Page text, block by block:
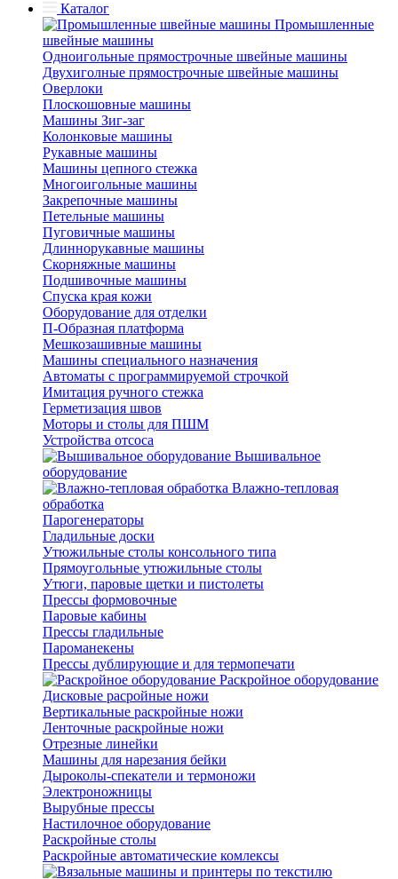
Каталог
Промышленные
швейные машины
Одноигольные прямострочные швейные машины
Двухиголные прямострочные швейные машины
Оверлоки
Плоскошовные машины
Машины Зиг-заг
Колонковые машины
Рукавные машины
Машины цепного стежка
Многоигольные машины
Закрепочные машины
Петельные машины
Пуговичные машины
Длиннорукавные машины
Скорняжные машины
Подшивочные машины
Спуска края кожи
Оборудование для отделки
П-Образная платформа
Мешкозашивные машины
Машины специального назначения
Автоматы с программируемой строчкой
Имитация ручного стежка
Герметизация швов
Моторы и столы для ПШМ
Устройства отсоса
Вышивальное
оборудование
Влажно-тепловая
обработка
Парогенераторы
Гладильные доски
Утюжильные столы консольного типа
Прямоугольные утюжильные столы
Утюги, паровые щетки и пистолеты
Прессы формовочные
Паровые кабины
Прессы гладильные
Пароманекены
Прессы дублирующие и для термопечати
Раскройное оборудование
Дисковые расройные ножи
Вертикальные раскройные ножи
Ленточные раскройные ножи
Отрезные линейки
Машины для нарезания бейки
Дыроколы-спекатели и термоножи
Электроножницы
Вырубные прессы
Настилочное оборудование
Раскройные столы
Раскройные автоматические комлексы